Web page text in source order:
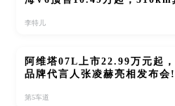
李特儿
阿维塔07L上市22.99万元起
品牌代言人张凌赫亮相发布
第5车道